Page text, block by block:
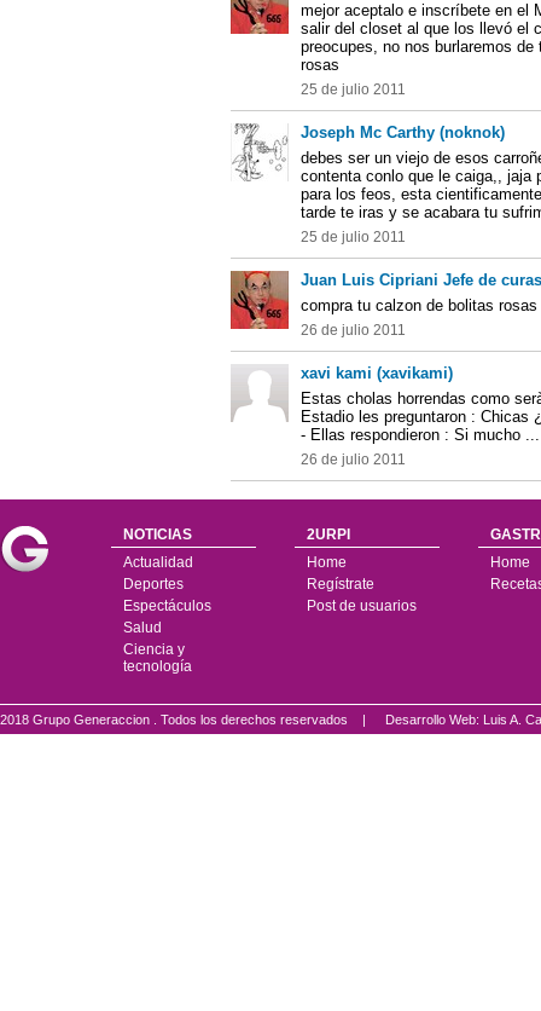
mejor aceptalo e inscríbete en el
salir del closet al que los llevó el
preocupes, no nos burlaremos
rosas
25 de julio 2011
Joseph Mc Carthy (noknok)
debes ser un viejo de esos
contenta conlo que le caiga,, jaja
para los feos, esta
tarde te iras y se acabara tu
25 de julio 2011
Juan Luis Cipriani Jefe de
compra tu calzon de bolitas
26 de julio 2011
xavi kami (xavikami)
Estas cholas horrendas como
Estadio les preguntaron : Chicas
- Ellas respondieron : Si mucho
26 de julio 2011
NOTICIAS
Actualidad
Deportes
Espectáculos
Salud
Ciencia y
tecnología
2URPI
Home
Regístrate
Post de usuarios
Home
2018 Grupo Generaccion . Todos los derechos reservados | Desarrollo Web: Luis